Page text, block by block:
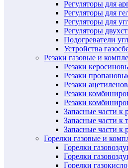
Регуляторы для
Регуляторы для
Регуляторы для
Регуляторы
Подогреватели
Устройства
Резаки газовые и
Резаки
Резаки
Резаки
Резаки
Резаки
Запасные части
Запасные части к
Запасные части к
Горелки газовые и
Горелки
Горелки
Горелки